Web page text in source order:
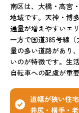
南区は、大橋・高宮
地域です。天神・博
通量が増えやすいエ
一方で国道385号線
量の多い道路があり
いのが特徴です。生
自転車への配慮が重
道幅が狭い住
井尻・横手・